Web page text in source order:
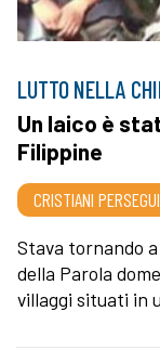
LUTTO NELLA
Un laico è
Filippine
CRISTIANI
Stava tornando
della Parola
villaggi situati in